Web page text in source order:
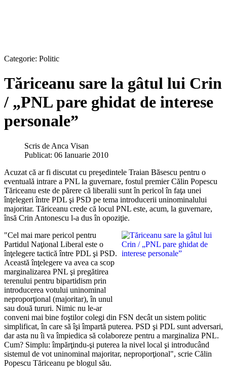
Categorie: Politic
Tăriceanu sare la gâtul lui Crin
/ „PNL pare ghidat de interese
personale”
Scris de Anca Visan
Publicat: 06 Ianuarie 2010
Acuzat că ar fi discutat cu preşedintele Traian Băsescu pentru o
eventuală intrare a PNL la guvernare, fostul premier Călin Popescu
Tăriceanu este de părere că liberalii sunt în pericol în faţa unei
înţelegeri între PDL şi PSD pe tema introducerii uninominalului
majoritar. Tăriceanu crede că locul PNL este, acum, la guvernare,
însă Crin Antonescu l-a dus în opoziţie.
"Cel mai mare pericol pentru
Partidul Naţional Liberal este o
înţelegere tactică între PDL şi PSD.
Această înţelegere va avea ca scop
marginalizarea PNL şi pregătirea
terenului pentru bipartidism prin
introducerea votului uninominal
neproporţional (majoritar), în unul
sau două tururi. Nimic nu le-ar
conveni mai bine foştilor colegi din FSN decât un sistem politic
simplificat, în care să îşi împartă puterea. PSD şi PDL sunt adversari,
dar asta nu îi va împiedica să colaboreze pentru a marginaliza PNL.
Cum? Simplu: împărţindu-şi puterea la nivel local şi introducând
sistemul de vot uninominal majoritar, neproporţional", scrie Călin
Popescu Tăriceanu pe blogul său.